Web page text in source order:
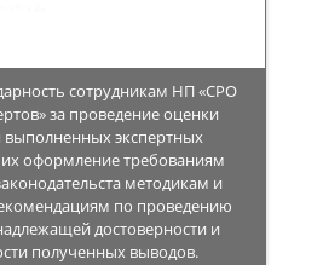
сотрудникам НП «СРО
за проведение оценки
выполненных экспертных
их оформление требованиям
методикам и
по проведению
достоверности и
полученных выводов.